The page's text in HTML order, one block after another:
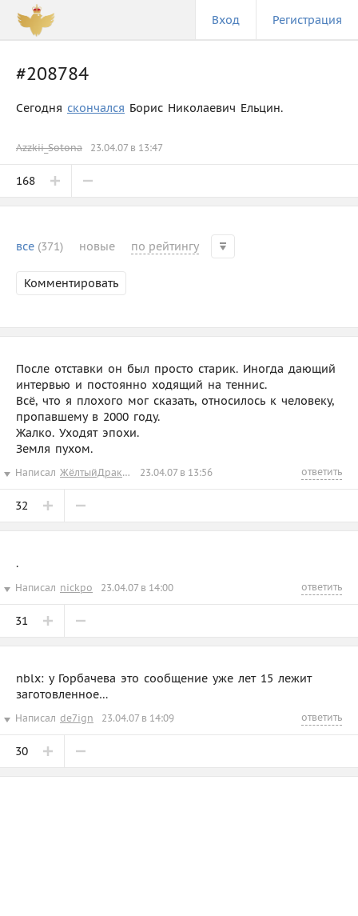
Вход Регистрация
#208784
Сегодня скончался Борис Николаевич Ельцин.
Azzkii_Sotona 23.04.07 в 13:47
168
все (371) новые по рейтингу
Комментировать
После отставки он был просто старик. Иногда дающий
интервью и постоянно ходящий на теннис.
Всё, что я плохого мог сказать, относилось к человеку,
пропавшему в 2000 году.
Жалко. Уходят эпохи.
Земля пухом.
Написал ЖёлтыйДракончикД 23.04.07 в 13:56 ответить
32
.
Написал nickpo 23.04.07 в 14:00 ответить
31
nblx: у Горбачева это сообщение уже лет 15 лежит
заготовленное…
Написал de7ign 23.04.07 в 14:09 ответить
30